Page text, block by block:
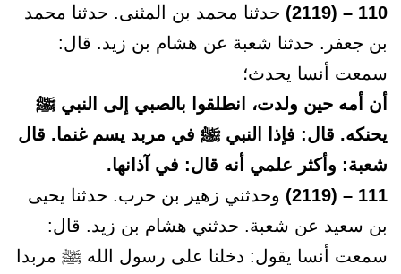
110 – (2119)
حدثنا محمد بن المثنى. حدثنا محمد
بن جعفر. حدثنا شعبة عن هشام بن زيد. قال:
سمعت أنسا يحدث؛
أن أمه حين ولدت، انطلقوا بالصبي إلى النبي ﷺ
يحنكه. قال: فإذا النبي ﷺ في مربد يسم غنما. قال
شعبة: وأكثر علمي أنه قال: في آذانها.
111 – (2119)
وحدثني زهير بن حرب. حدثنا يحيى
بن سعيد عن شعبة. حدثني هشام بن زيد. قال:
سمعت أنسا يقول: دخلنا على رسول الله ﷺ مربدا